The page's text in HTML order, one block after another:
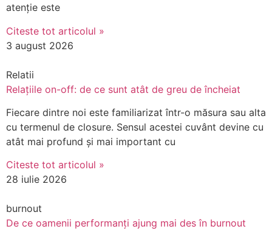
atenție este
Citeste tot articolul »
3 august 2026
Relatii
Relațiile on-off: de ce sunt atât de greu de încheiat
Fiecare dintre noi este familiarizat într-o măsura sau alta
cu termenul de closure. Sensul acestei cuvânt devine cu
atât mai profund și mai important cu
Citeste tot articolul »
28 iulie 2026
burnout
De ce oamenii performanți ajung mai des în burnout